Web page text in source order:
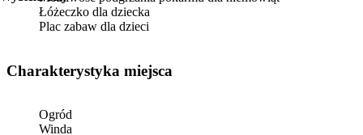
Łóżeczko dla dziecka
Plac zabaw dla dzieci
Charakterystyka miejsca
Ogród
Winda